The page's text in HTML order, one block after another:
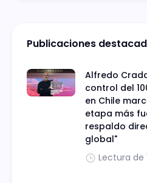
Publicaciones
Alfredo
control del
en Chile
etapa más
respaldo
global"
Lectura de